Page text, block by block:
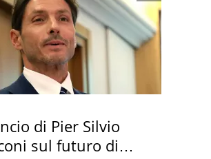
di Pier Silvio
sul futuro di